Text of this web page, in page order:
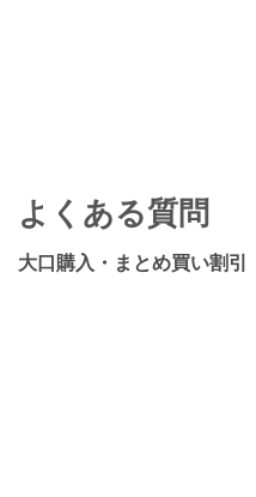
よくある質問
大口購入・まとめ買い割引